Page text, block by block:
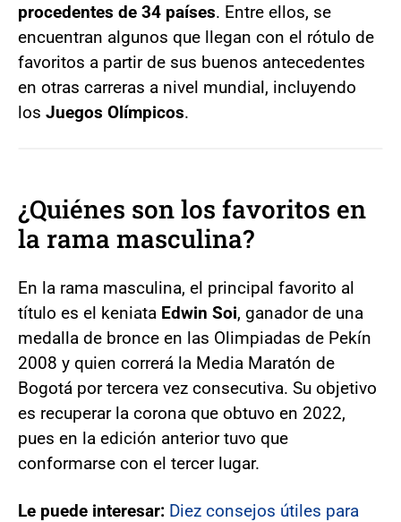
procedentes de 34 países. Entre ellos, se
encuentran algunos que llegan con el rótulo de
favoritos a partir de sus buenos antecedentes
en otras carreras a nivel mundial, incluyendo
los Juegos Olímpicos.
¿Quiénes son los favoritos en
la rama masculina?
En la rama masculina, el principal favorito al
título es el keniata Edwin Soi, ganador de una
medalla de bronce en las Olimpiadas de Pekín
2008 y quien correrá la Media Maratón de
Bogotá por tercera vez consecutiva. Su objetivo
es recuperar la corona que obtuvo en 2022,
pues en la edición anterior tuvo que
conformarse con el tercer lugar.
Le puede interesar: Diez consejos útiles para